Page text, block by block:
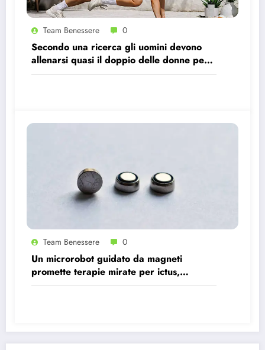
Team Benessere 0
Secondo una ricerca gli uomini devono
allenarsi quasi il doppio delle donne per
avere gli stessi effetti benefici sul cuore
Team Benessere 0
Un microrobot guidato da magneti
promette terapie mirate per ictus,
infezioni e tumori.